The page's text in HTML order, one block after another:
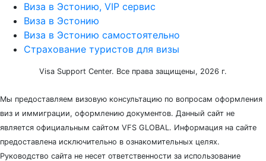
Виза в Эстонию, VIP сервис
Виза в Эстонию
Виза в Эстонию самостоятельно
Страхование туристов для визы
Visa Support Center. Все права защищены, 2026 г.
Мы предоставляем визовую консультацию по вопросам оформления
виз и иммиграции, оформлению документов. Данный сайт не
является официальным сайтом VFS GLOBAL. Информация на сайте
предоставлена исключительно в ознакомительных целях.
Руководство сайта не несет ответственности за использование